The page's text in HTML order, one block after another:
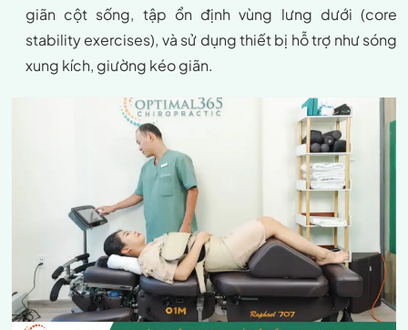
giãn cột sống, tập ổn định vùng lưng dưới (core
stability exercises), và sử dụng thiết bị hỗ trợ như sóng
xung kích, giường kéo giãn.